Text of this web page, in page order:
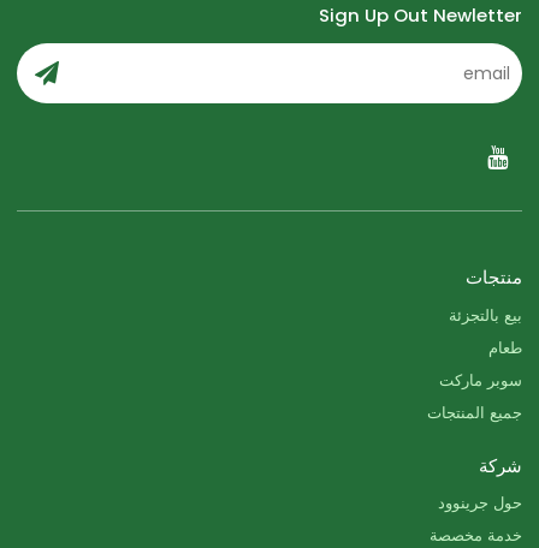
Sign Up Out Newletter
منتجات
بيع بالتجزئة
طعام
سوبر ماركت
جميع المنتجات
شركة
حول جرينوود
خدمة مخصصة